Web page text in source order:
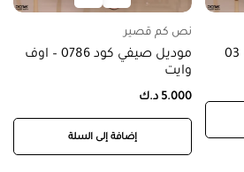
نص كم قصير
موديل صيفي كود 0786 – اوف
وايت
5.000 د.ك
إضافة إلى السلة